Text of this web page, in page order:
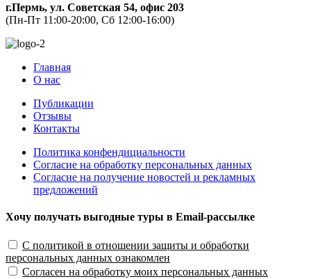
г.Пермь, ул. Советская 54, офис 203
(Пн-Пт 11:00-20:00, Сб 12:00-16:00)
Главная
О нас
Публикации
Отзывы
Контакты
Политика конфендициальности
Согласие на обработку персональных данных
Согласие на получение новостей и рекламных
предложений
Хочу получать выгодные туры в Email-рассылке
С политикой в отношении защиты и обработки
персональных данных ознакомлен
Согласен на обработку моих персональных данных